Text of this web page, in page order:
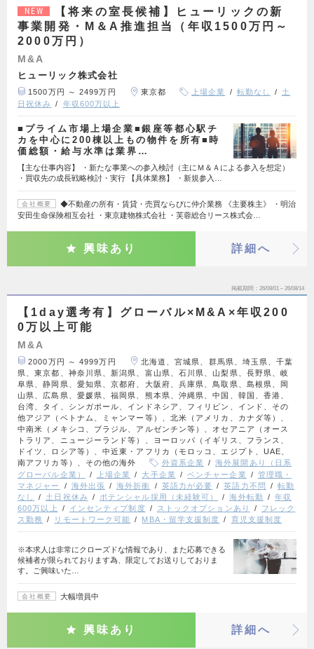
NEW
【将来の室長候補】ヒューリックの新
事業開発・M＆A推進担当（年収1500万円～
2000万円）
M&A
ヒューリック株式会社
1500万円 ～ 2499万円 東京都 上場企業 転勤なし
土
日祝休み
年収600万以上
■プライム市場上場企業■銀座等都心駅チ
カを中心に200棟以上もの物件を所有■時
価総額・給与水準は業界…
【主な仕事内容】 ・新たな事業への参入検討（主にＭ＆Ａによる参入を想定）
・買収先の成長戦略検討・実行 【具体業務】 ・新規参入…
会社概要
◆不動産の所有・賃貸・売買ならびに仲介業務 《主要株主》 ・明治
安田生命保険相互会社 ・東京建物株式会社 ・芙蓉総合リース株式会…
興味あり 詳細へ
掲載期間 26/08/01～26/08/14
【1day選考有】グローバル×M&A×年収200
0万以上可能
M&A
2000万円 ～ 4999万円
北海道、宮城県、群馬県、埼玉県、千葉
県、東京都、神奈川県、新潟県、富山県、石川県、山梨県、長野県、岐
阜県、静岡県、愛知県、京都府、大阪府、兵庫県、鳥取県、島根県、岡
山県、広島県、愛媛県、福岡県、熊本県、沖縄県、中国、韓国、香港、
台湾、タイ、シンガポール、インドネシア、フィリピン、インド、その
他アジア（ベトナム、ミャンマー等）、北米（アメリカ、カナダ等）、
中南米（メキシコ、ブラジル、アルゼンチン等）、オセアニア（オース
トラリア、ニュージーランド等）、ヨーロッパ（イギリス、フランス、
ドイツ、ロシア等）、中近東・アフリカ（モロッコ、エジプト、UAE、
南アフリカ等）、その他の海外
外資系企業
海外展開あり（日系
グローバル企業）
上場企業 大手企業 ベンチャー企業
管理職・
マネジャー
海外出張 海外折衝 英語力が必要 英語力不問
転勤
なし
土日祝休み ポテンシャル採用（未経験可） 海外転勤
年収
600万以上
インセンティブ制度 ストックオプションあり
フレック
ス勤務
リモートワーク可能 MBA・留学支援制度 育児支援制度
※本求人は非常にクローズドな情報であり、また応募できる
候補者が限られております為、限定してお送りしておりま
す。ご興味いた…
会社概要 大幅増員中
興味あり 詳細へ